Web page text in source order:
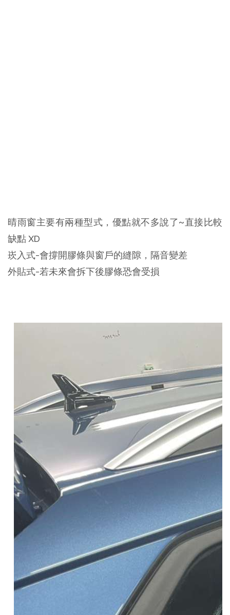
晴雨窗主要有兩種型式，優點就不多說了~直接比較
缺點 XD
崁入式-會撐開膠條與窗戶的縫隙，隔音變差
外貼式-若未來會拆下後膠條恐會受損